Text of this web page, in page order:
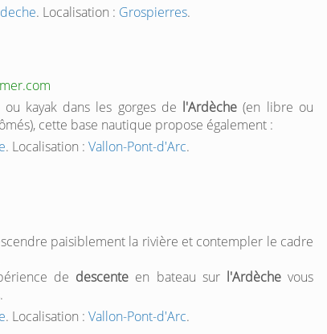
. Localisation : Grospierres.
kayak dans les gorges de l'Ardèche (en libre ou
cette base nautique propose également :
. Localisation : Vallon-Pont-d'Arc.
paisiblement la rivière et contempler le cadre
de descente en bateau sur l'Ardèchevous
. Localisation : Vallon-Pont-d'Arc.